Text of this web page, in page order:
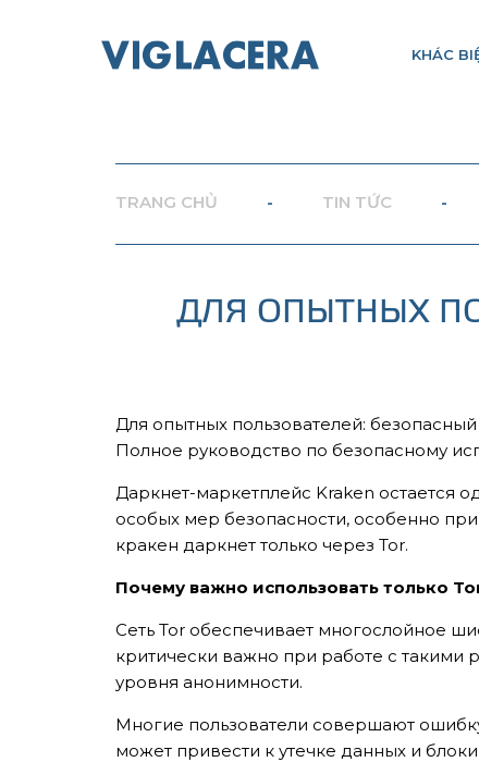
KHÁC
TRANG CHỦ - TIN TỨC -
ДЛЯ ОПЫТНЫХ
Для опытных пользователей:
Полное руководство по безопасному
Даркнет-маркетплейс Kraken остается
особых мер безопасности, особенно
кракен даркнет только через Tor.
Почему важно использовать только
Сеть Tor обеспечивает многослойное
критически важно при работе с такими
уровня анонимности.
Многие пользователи совершают
может привести к утечке данных и